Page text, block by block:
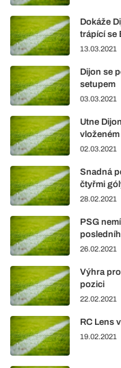
Dokáže
trápící se
13.03.2021
Dijon se
setupem
03.03.2021
Utne
02.03.2021
Snadná
čtyřmi
28.02.2021
PSG
26.02.2021
Výhra
pozici
22.02.2021
RC Lens
19.02.2021